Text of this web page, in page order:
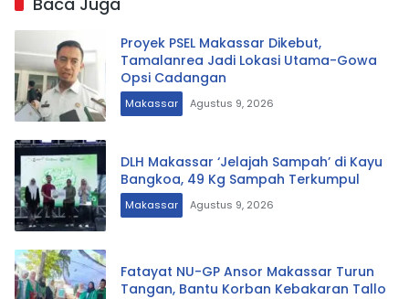
Proyek PSEL Makassar Dikebut,
Tamalanrea Jadi Lokasi Utama-Gowa
Opsi Cadangan
Makassar Agustus 9, 2026
DLH Makassar ‘Jelajah Sampah’ di Kayu
Bangkoa, 49 Kg Sampah Terkumpul
Makassar Agustus 9, 2026
Fatayat NU-GP Ansor Makassar Turun
Tangan, Bantu Korban Kebakaran Tallo